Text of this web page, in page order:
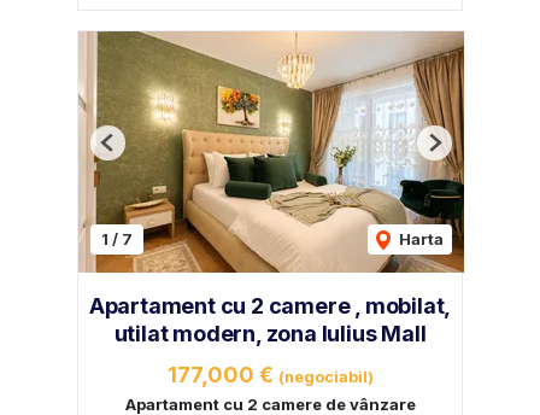
1 / 7 Harta
Previous Next
Apartament cu 2 camere , mobilat,
utilat modern, zona Iulius Mall
177,000 € (negociabil)
Apartament cu 2 camere de vânzare